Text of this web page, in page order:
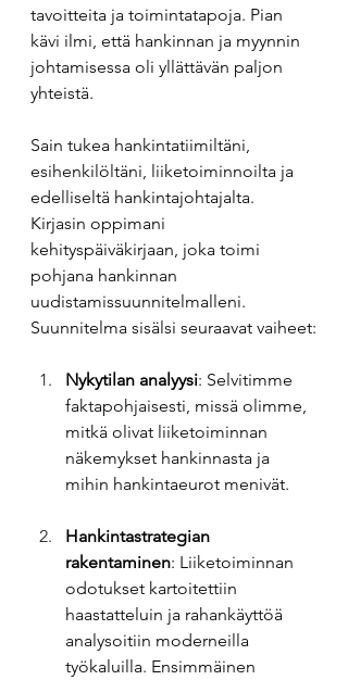
tavoitteita ja toimintatapoja. Pian
kävi ilmi, että hankinnan ja myynnin
johtamisessa oli yllättävän paljon
yhteistä.
Sain tukea hankintatiimiltäni,
esihenkilöltäni, liiketoiminnoilta ja
edelliseltä hankintajohtajalta.
Kirjasin oppimani
kehityspäiväkirjaan, joka toimi
pohjana hankinnan
uudistamissuunnitelmalleni.
Suunnitelma sisälsi seuraavat vaiheet:
Nykytilan analyysi: Selvitimme
faktapohjaisesti, missä olimme,
mitkä olivat liiketoiminnan
näkemykset hankinnasta ja
mihin hankintaeurot menivät.
Hankintastrategian
rakentaminen: Liiketoiminnan
odotukset kartoitettiin
haastatteluin ja rahankäyttöä
analysoitiin moderneilla
työkaluilla. Ensimmäinen